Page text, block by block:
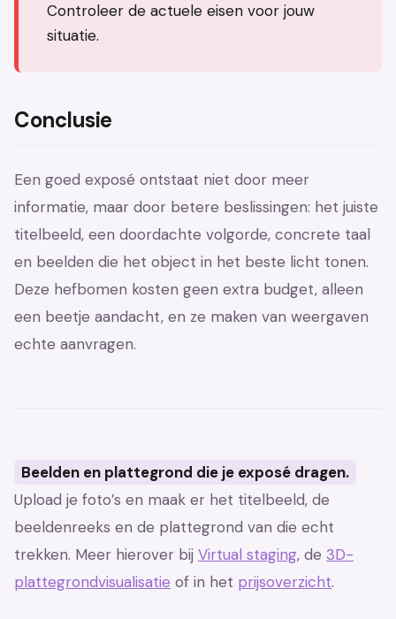
Controleer de actuele eisen voor jouw
situatie.
Conclusie
Een goed exposé ontstaat niet door meer
informatie, maar door betere beslissingen: het juiste
titelbeeld, een doordachte volgorde, concrete taal
en beelden die het object in het beste licht tonen.
Deze hefbomen kosten geen extra budget, alleen
een beetje aandacht, en ze maken van weergaven
echte aanvragen.
Beelden en plattegrond die je exposé dragen.
Upload je foto’s en maak er het titelbeeld, de
beeldenreeks en de plattegrond van die echt
trekken. Meer hierover bij Virtual staging, de 3D-
plattegrondvisualisatie of in het prijsoverzicht.